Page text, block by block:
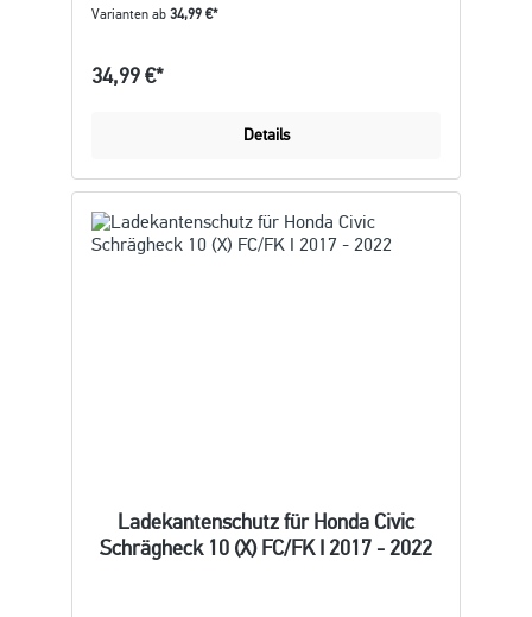
Varianten ab 34,99 €*
34,99 €*
Details
Ladekantenschutz für Honda Civic
Schrägheck 10 (X) FC/FK I 2017 - 2022